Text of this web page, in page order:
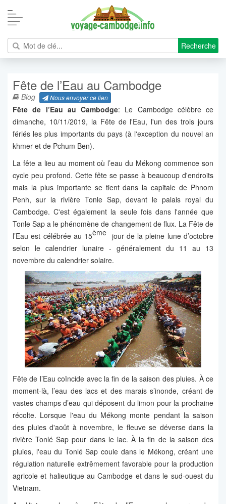
Recherche
Fête de l’Eau au Cambodge
Blog Nous envoyer ce lien
Fête de l’Eau au Cambodge: Le Cambodge célèbre ce
dimanche, 10/11/2019, la Fête de l'Eau, l'un des trois jours
fériés les plus importants du pays (à l'exception du nouvel an
khmer et de Pchum Ben).
La fête a lieu au moment où l’eau du Mékong commence son
cycle peu profond. Cette fête se passe à beaucoup d'endroits
mais la plus importante se tient dans la capitale de Phnom
Penh, sur la rivière Tonle Sap, devant le palais royal du
Cambodge. C'est également la seule fois dans l'année que
Tonle Sap a le phénomène de changement de flux. La Fête de
l’Eau est célébrée au 15ème jour de la pleine lune d’octobre
selon le calendrier lunaire - généralement du 11 au 13
novembre du calendrier solaire.
Fête de l’Eau coïncide avec la fin de la saison des pluies. À ce
moment-là, l’eau des lacs et des marais s’inonde, créant de
vastes champs d’eau qui déposent du limon pour la prochaine
récolte. Lorsque l'eau du Mékong monte pendant la saison
des pluies d'août à novembre, le fleuve se déverse dans la
rivière Tonlé Sap pour dans le lac. À la fin de la saison des
pluies, l'eau du Tonlé Sap coule dans le Mékong, créant une
régulation naturelle extrêmement favorable pour la production
agricole et halieutique au Cambodge et dans le sud-ouest du
Vietnam.